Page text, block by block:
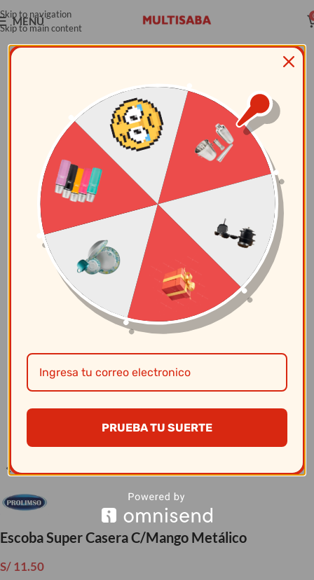
Skip to navigation
Skip to main content
MENÚ
Escoba Super Casera C/Mango Metálico
S/11.50
PRUEBA TU SUERTE